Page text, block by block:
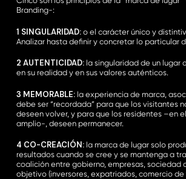
Branding-:
1 SINGULARIDAD:o el carácter único y
Analizar hasta definir y concretar lo particular
2 AUTENTICIDAD:la singularidad de un lugar
en su realidad y en sus valores auténticos.
3 MEMORABLE:la experiencia de marca,
debe ser “recordada” para que los visitantes
deseen volver, y para que los residentes –en
amplio-, deseen permanecer.
4 CO-CREACIÓN:la marca de lugar solo
resultados cuando se cree y se mantenga a
coalición entre gobierno, empresas, sociedad
objetivo (inversores, expatriados, comercio de